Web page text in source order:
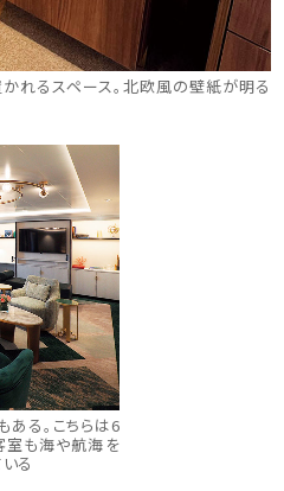
れるスペース。北欧風の壁紙が明る
ある。こちらは6
室も海や航海を
る